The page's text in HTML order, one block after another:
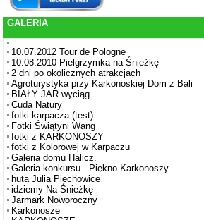
GALERIA
10.07.2012 Tour de Pologne
10.08.2010 Pielgrzymka na Śnieżkę
2 dni po okolicznych atrakcjach
Agroturystyka przy Karkonoskiej Dom z Bali
BIAŁY JAR wyciąg
Cuda Natury
fotki karpacza (test)
Fotki Świątyni Wang
fotki z KARKONOSZY
fotki z Kolorowej w Karpaczu
Galeria domu Halicz.
Galeria konkursu - Piękno Karkonoszy
huta Julia Piechowice
idziemy Na Śnieżkę
Jarmark Noworoczny
Karkonosze